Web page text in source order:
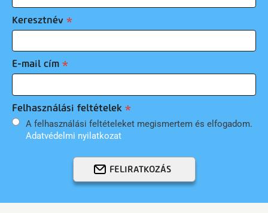
Keresztnév
E-mail cím
Felhasználási feltételek
A felhasználási feltételeket megismertem és elfogadom.
Adatvédelmi nyilatkozat
FELIRATKOZÁS